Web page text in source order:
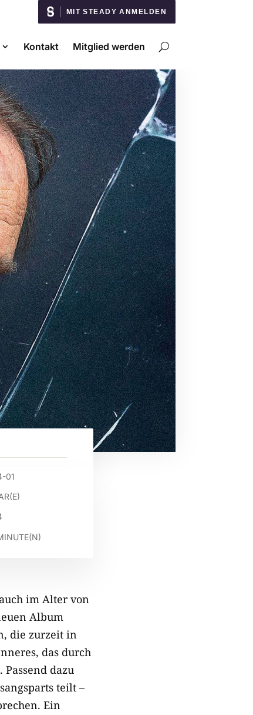
MIT STEADY ANMELDEN
Kontakt Mitglied werden
01
im Alter von
Album
die zurzeit in
das durch
dazu
teilt –
Ein